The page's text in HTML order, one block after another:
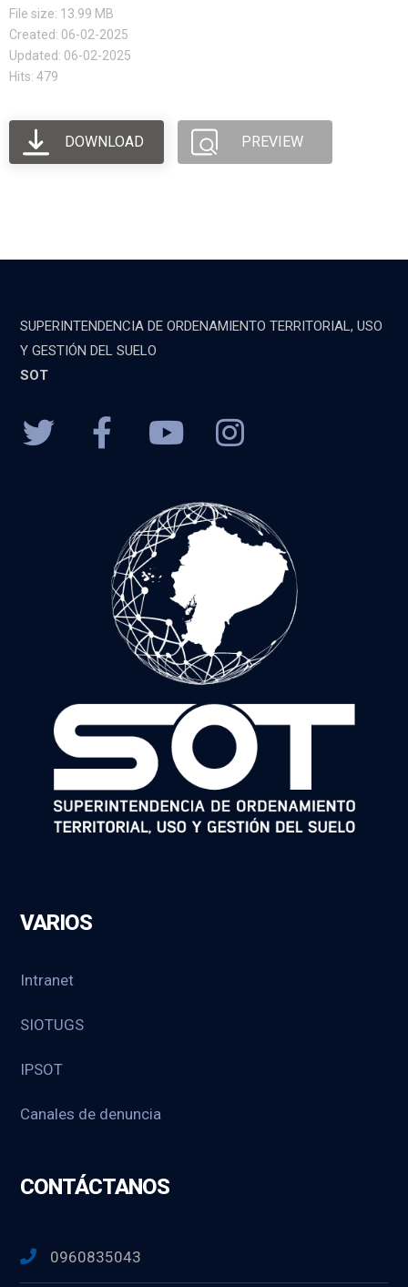
File size: 13.99 MB
Created: 06-02-2025
Updated: 06-02-2025
Hits: 479
DOWNLOAD PREVIEW
SUPERINTENDENCIA DE ORDENAMIENTO TERRITORIAL, USO
Y GESTIÓN DEL SUELO
SOT
VARIOS
Intranet
SIOTUGS
IPSOT
Canales de denuncia
CONTÁCTANOS
0960835043